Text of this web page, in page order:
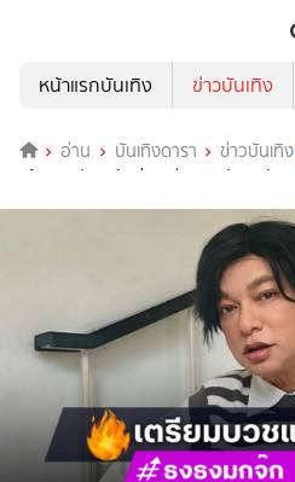
หน้าแรกบันเทิง
ข่าวบันเทิง
อ่าน บันเทิงดารา ข่าวบันเทิง
แก้บน 7 วัน หลังคู่กรณีรถชนปลอดภัย